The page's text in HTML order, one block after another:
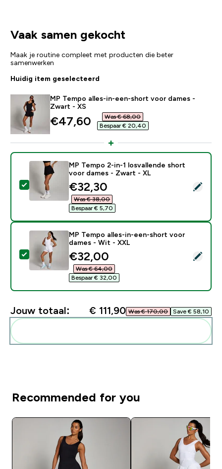
Vaak samen gekocht
Maak je routine compleet met producten die beter
samenwerken
Huidig item geselecteerd
MP Tempo alles-in-een-short voor dames -
Zwart - XS
discounted price
€47,60‎
Was € 68,00‎
Bespaar € 20,40‎
Selecteer dit product - MP Tempo 2-in-1 losvallende
MP Tempo 2-in-1 losvallende short
voor dames - Zwart - XL
discounted price
€32,30‎
Was € 38,00‎
Bespaar € 5,70‎
Selecteer dit product - MP Tempo alles-in-een-short
MP Tempo alles-in-een-short voor
dames - Wit - XXL
discounted price
€32,00‎
Was € 64,00‎
Bespaar € 32,00‎
Jouw totaal: € 111,90‎ Was € 170,00‎ Save € 58,10‎
Recommended for you